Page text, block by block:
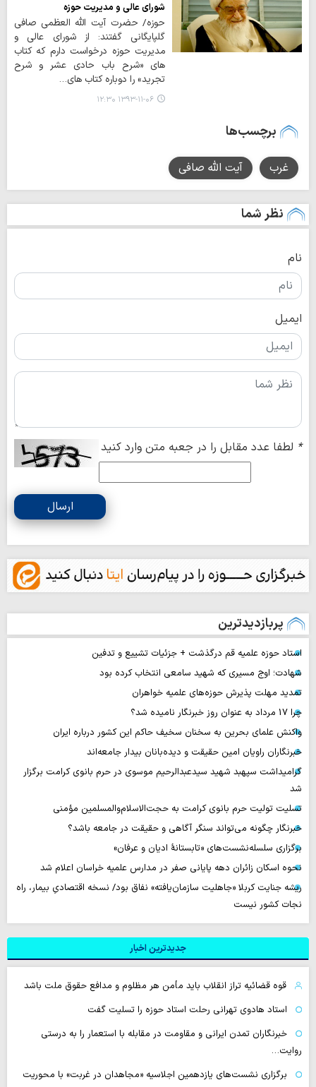
شورای عالی و مدیریت حوزه
حوزه/ حضرت آیت الله العظمی صافی
گلپایگانی گفتند: از شورای عالی و
مدیریت حوزه درخواست دارم که کتاب
های «شرح باب حادی عشر و شرح
تجرید» را دوباره کتاب های…
۱۳۹۳-۱۱-۰۶ ۱۲:۳۰
برچسب‌ها
غرب آیت الله صافی
نظر شما
نام
ایمیل
* لطفا عدد مقابل را در جعبه متن وارد کنید
ارسال
پربازدیدترین
استاد حوزه علمیه قم درگذشت + جزئیات تشییع و تدفین
شهادت؛ اوج مسیری که شهید سامعی انتخاب کرده بود
تمدید مهلت پذیرش حوزه‌های علمیه خواهران
چرا 17 مرداد به عنوان روز خبرنگار نامیده شد؟
واکنش علمای بحرین به سخنان سخیف حاکم این کشور درباره ایران
خبرنگاران راویان امین حقیقت و دیده‌بانان بیدار جامعه‌اند
گرامیداشت سپهبد شهید سیدعبدالرحیم موسوی در حرم بانوی کرامت برگزار
شد
تسلیت تولیت حرم بانوی کرامت به حجت‌الاسلام‌والمسلمین مؤمنی
خبرنگار چگونه می‌تواند سنگر آگاهی و حقیقت در جامعه باشد؟
برگزاری سلسله‌نشست‌های «تابستانهٔ ادیان و عرفان»
نحوه اسکان زائران دهه پایانی صفر در مدارس علمیه خراسان اعلام شد
ریشه جنایت کربلا «جاهلیت سازمان‌یافته» نفاق بود/ نسخه اقتصادیِ بیمار، راه
نجات کشور نیست
جدیدترین اخبار
قوه قضائیه تراز انقلاب باید مأمن هر مظلوم و مدافع حقوق ملت باشد
استاد هادوی تهرانی رحلت استاد حوزه را تسلیت گفت
خبرنگاران تمدن ایرانی و مقاومت در مقابله با استعمار را به درستی
روایت…
برگزاری نشست‌های یازدهمین اجلاسیه «مجاهدان در غربت» با محوریت